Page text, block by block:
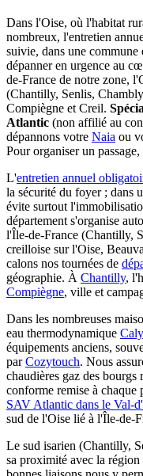
Dans l'Oise, où l'habitat
nombreux, l'entretien
suivie, dans une
dépanner en urgence au
de-France de notre zone,
(Chantilly, Senlis,
Compiègne et Creil.
Atlantic (non affilié au
dépannons votre Naia ou
Pour organiser un
L'entretien annuel
la sécurité du foyer ; dans
évite surtout
département s'organise
l'Île-de-France (Chantilly,
creilloise sur l'Oise,
calons nos tournées de
géographie. À Chantilly,
Compiègne, ville et
Dans les nombreuses
eau thermodynamique
équipements anciens,
parCozytouch. Nous
chaudières gaz des bourgs
conforme remise à chaque
SAV Atlantic dans le Val-
sud de l'Oise lié à l'Île-de-
Le sud isarien (Chantilly,
sa proximité avec la